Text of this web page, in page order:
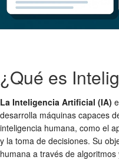
¿Qué es
La Inteligencia Artificial (IA)
desarrolla máquinas capaces
inteligencia humana, como el
y la toma de decisiones. Su
humana a través de